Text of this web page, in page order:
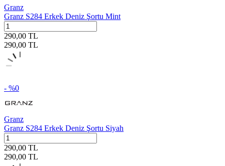
Granz
Granz S284 Erkek Deniz Şortu Mint
290,00 TL
290,00 TL
- %0
Granz
Granz S284 Erkek Deniz Şortu Siyah
290,00 TL
290,00 TL